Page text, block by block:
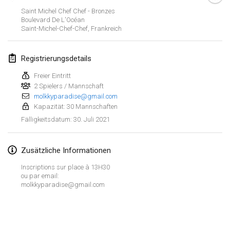
Saint Michel Chef Chef - Bronzes
Boulevard De L'Océan
Saint-Michel-Chef-Chef, Frankreich
Registrierungsdetails
Freier Eintritt
2 Spielers / Mannschaft
molkkyparadise@gmail.com
Kapazität: 30 Mannschaften
Fälligkeitsdatum: 30. Juli 2021
Zusätzliche Informationen
Inscriptions sur place à 13H30
ou par email:
molkkyparadise@gmail.com
Open de Boulay Triplette
20. März 2021|Frankreich
April 2021
Tournoi du printemps confiné
9. Apr. 2021|Frankreich
ABGESAGT
Indoor de la CASAS
Halové MČR Trojnásobný - Czech Indoor Triple
10. Apr. 2021|Tschechische Republik
ABGESAGT
Doublette du Molkkamis